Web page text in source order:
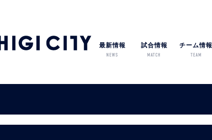
最新情報
NEWS
試合情報
MATCH
チーム情報
TEAM